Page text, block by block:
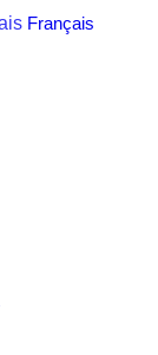
Français